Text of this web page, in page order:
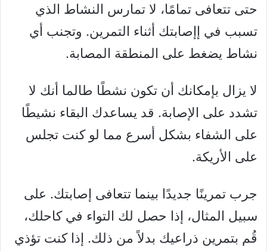
حتى تتعافى تمامًا، لا تمارس النشاط الذي
تسبب في إإصابتك أثناء التمرين. وتجنب أي
نشاط يضغط على المنطقة المصابة.
لا يزال بإمكانك أن تكون نشطًا طالما أنك لا
تشدد على الإصابة. قد يساعدك البقاء نشيطًا
على الشفاء بشكل أسرع مما لو كنت تجلس
على الأريكة.
جرب تمرينًا جديدًا بينما تتعافى إصابتك. على
سبيل المثال، إذا حصل لك التواء في كاحلك،
قُم بتمرين ذراعيك بدلاً من ذلك. إذا كنت تؤذي